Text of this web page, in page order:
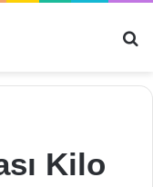
Kilo